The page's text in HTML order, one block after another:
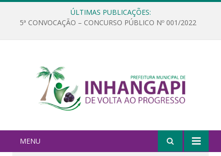
ÚLTIMAS PUBLICAÇÕES:
5ª CONVOCAÇÃO – CONCURSO PÚBLICO Nº 001/2022
MENU